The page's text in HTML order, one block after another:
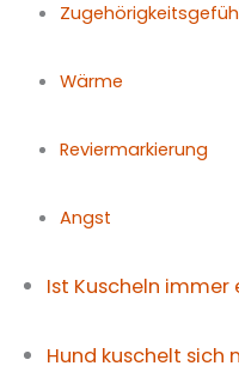
Wärme
Reviermarkierung
Angst
Ist Kuscheln immer
Hund kuschelt sich